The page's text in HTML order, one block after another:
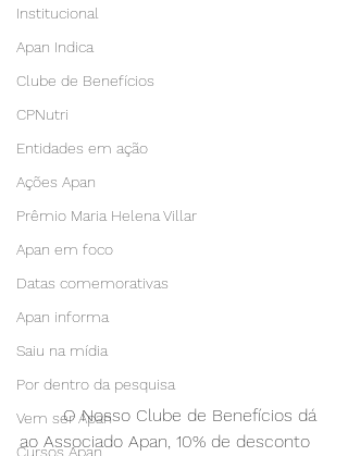
Institucional
Apan Indica
Clube de Benefícios
CPNutri
Entidades em ação
Ações Apan
Prêmio Maria Helena Villar
Apan em foco
Datas comemorativas
Apan informa
Saiu na mídia
Por dentro da pesquisa
Vem ser Apan
Cursos Apan
	O Nosso Clube de Benefícios dá
ao Associado Apan, 10% de desconto